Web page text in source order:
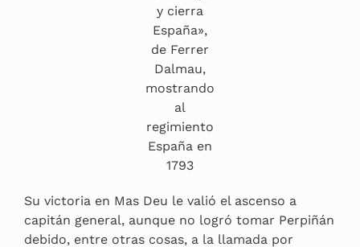
y cierra
España»,
de Ferrer
Dalmau,
mostrando
al
regimiento
España en
1793
Su victoria en Mas Deu le valió el ascenso a
capitán general, aunque no logró tomar Perpiñán
debido, entre otras cosas, a la llamada por